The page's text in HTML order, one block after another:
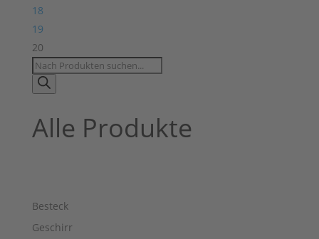
18
19
20
Products
search
Alle Produkte
Besteck
Geschirr